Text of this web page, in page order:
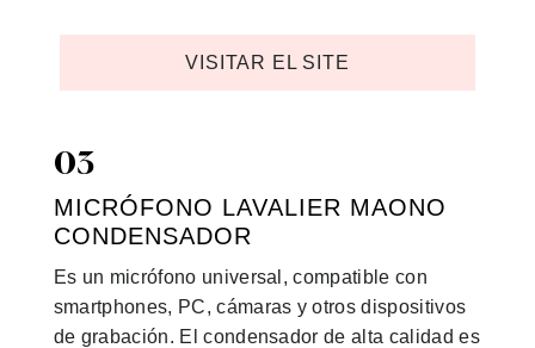
VISITAR EL SITE
03
MICRÓFONO LAVALIER MAONO
CONDENSADOR
Es un micrófono universal, compatible con
smartphones, PC, cámaras y otros dispositivos
de grabación. El condensador de alta calidad es